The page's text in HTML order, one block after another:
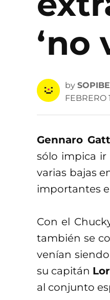
‘no
by
FEBRERO
Gennaro
sólo impica
varias bajas
importantes
Con el
también se
venían
su capitán
al conjunto